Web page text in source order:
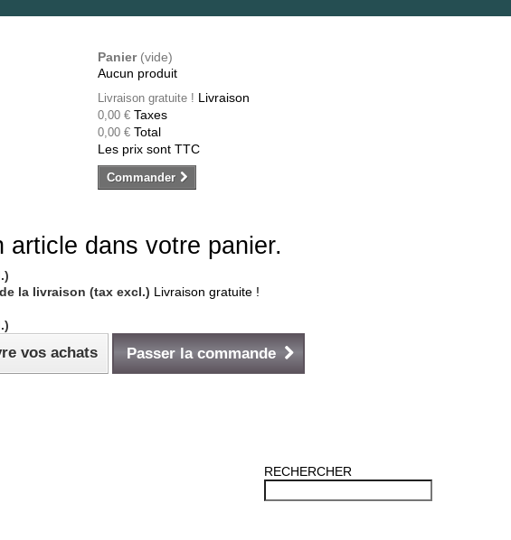
Panier (vide)
Aucun produit
Livraison gratuite ! Livraison
0,00 € Taxes
0,00 € Total
Les prix sont TTC
Commander
article dans votre panier.
la livraison (tax excl.) Livraison gratuite !
vos achats Passer la commande
RECHERCHER